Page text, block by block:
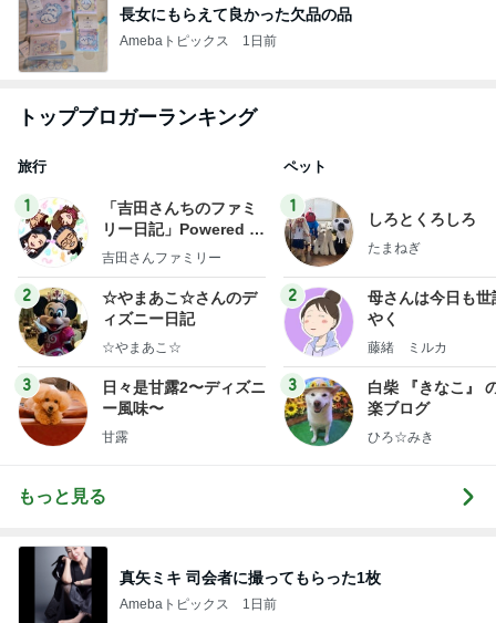
長女にもらえて良かった欠品の品
Amebaトピックス 1日前
トップブロガーランキング
旅行
1
「吉田さんちのファミ
リー日記」Powered b
y Ameba 吉田さんファ
ログ
吉田さんファミリー
2
☆やまあこ☆さんのデ
ィズニー日記
☆やまあこ☆
3
日々是甘露2〜ディズニ
ー風味〜
甘露
ペット
1
しろとくろしろ
たまねぎ
2
母さんは今日も世
やく
藤緒 ミルカ
3
白柴 『きなこ』
楽ブログ
ひろ☆みき
もっと見る
真矢ミキ 司会者に撮ってもらった1枚
Amebaトピックス 1日前